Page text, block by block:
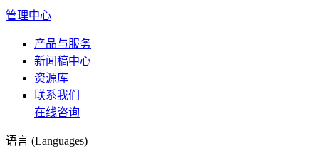
管理中心
产品与服务
新闻稿中心
资源库
联系我们
在线咨询
语言 (Languages)